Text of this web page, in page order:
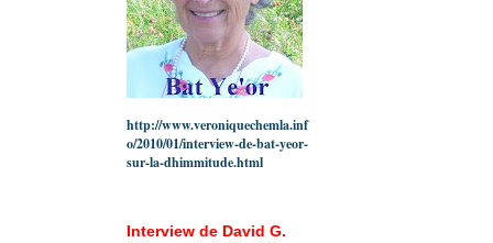
http://www.veroniquechemla.inf
o/2010/01/interview-de-bat-yeor-
sur-la-dhimmitude.html
Interview de David G.